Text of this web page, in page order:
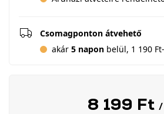
Csomagponton átvehető
akár 5 napon belül, 1 190
8 199 Ft /